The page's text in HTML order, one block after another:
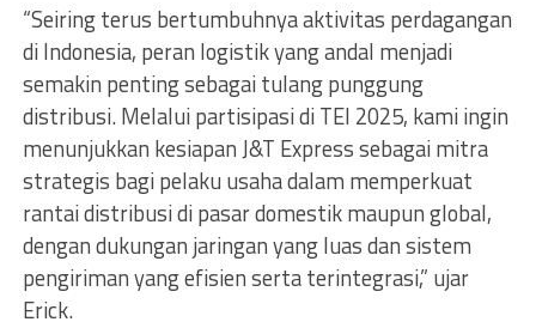
“Seiring terus bertumbuhnya aktivitas perdagangan
di Indonesia, peran logistik yang andal menjadi
semakin penting sebagai tulang punggung
distribusi. Melalui partisipasi di TEI 2025, kami ingin
menunjukkan kesiapan J&T Express sebagai mitra
strategis bagi pelaku usaha dalam memperkuat
rantai distribusi di pasar domestik maupun global,
dengan dukungan jaringan yang luas dan sistem
pengiriman yang efisien serta terintegrasi,” ujar
Erick.